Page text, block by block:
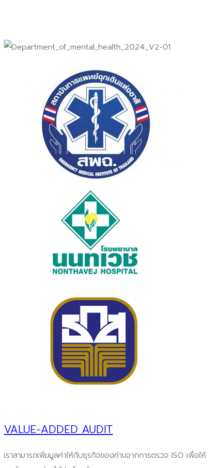
VALUE-ADDED AUDIT
เราสามารถเพิ่มมูลค่าให้กับธุรกิจของท่านจากการตรวจ ISO เพื่อให้